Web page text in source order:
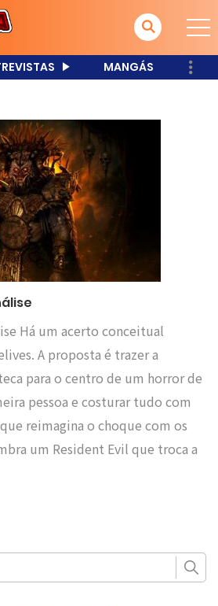
MANGÁS
Há um acerto conceitual
A proposta é trazer a
para o centro de um horror de
pessoa e costurar tudo com
reimagina o choque com os
um Resident Evil que troca a